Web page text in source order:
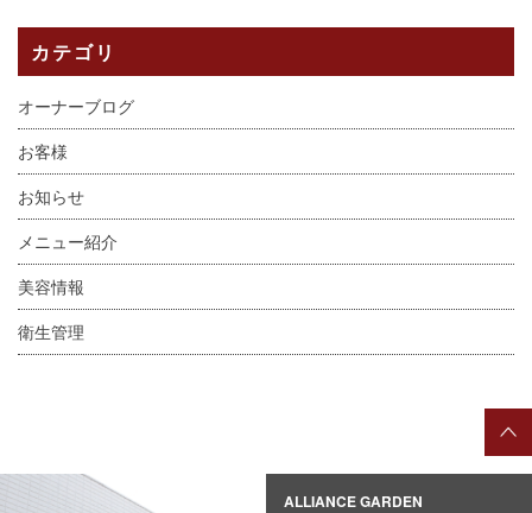
カテゴリ
オーナーブログ
お客様
お知らせ
メニュー紹介
美容情報
衛生管理
ALLIANCE GARDEN